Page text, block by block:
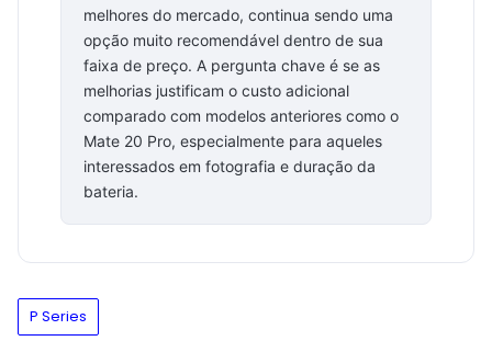
melhores do mercado, continua sendo uma
opção muito recomendável dentro de sua
faixa de preço. A pergunta chave é se as
melhorias justificam o custo adicional
comparado com modelos anteriores como o
Mate 20 Pro, especialmente para aqueles
interessados em fotografia e duração da
bateria.
P Series